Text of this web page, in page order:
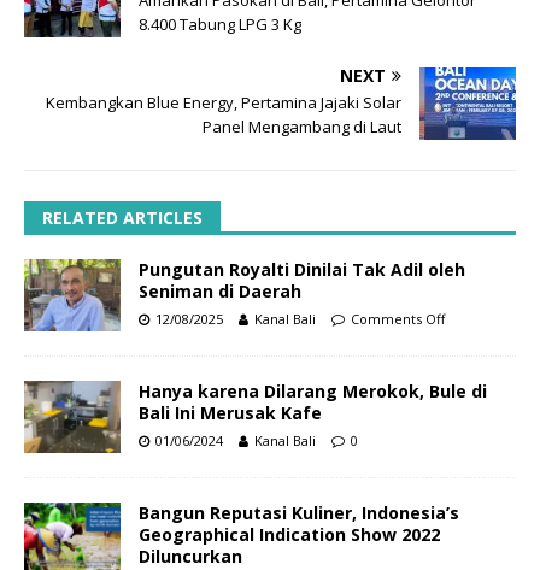
8.400 Tabung LPG 3 Kg
NEXT
Kembangkan Blue Energy, Pertamina Jajaki Solar
Panel Mengambang di Laut
RELATED ARTICLES
Pungutan Royalti Dinilai Tak Adil oleh
Seniman di Daerah
12/08/2025 Kanal Bali Comments Off
Hanya karena Dilarang Merokok, Bule di
Bali Ini Merusak Kafe
01/06/2024 Kanal Bali 0
Bangun Reputasi Kuliner, Indonesia’s
Geographical Indication Show 2022
Diluncurkan